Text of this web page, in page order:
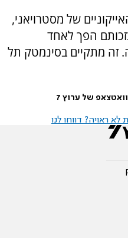
של מסטרויאני,
הפך לאחד
. זה מתקיים בסינמטק תל
של ערוץ 7
ראויה? דווחו לנו